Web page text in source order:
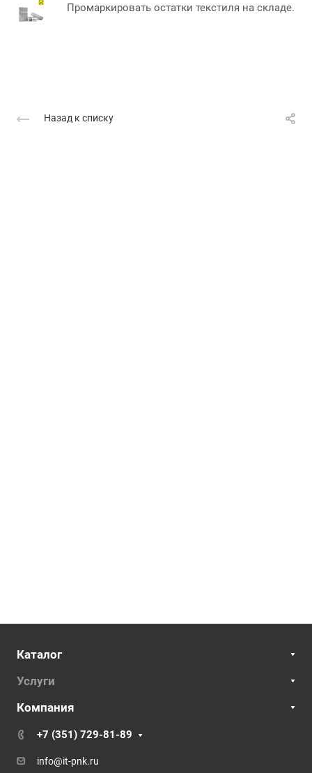
Промаркировать остатки текстиля на складе.
Назад к списку
Каталог
Услуги
Компания
+7 (351) 729-81-89
info@it-pnk.ru